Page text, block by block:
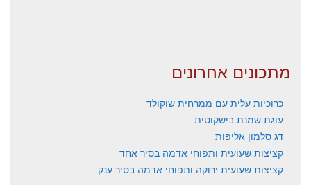
מתכונים אחרונים
כרוכיות עלית עם ממרחית שוקולד
עוגת שמנת בישקוטית
דג סלמון אליפות
קציצות שעועית ותפוחי אדמה בסיר אחד
קציצות שעועית ירוקה ותפוחי אדמה בסיר ענק